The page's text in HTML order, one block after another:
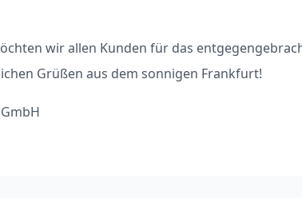
wir allen Kunden für das
Grüßen aus dem sonnigen Frankfurt!